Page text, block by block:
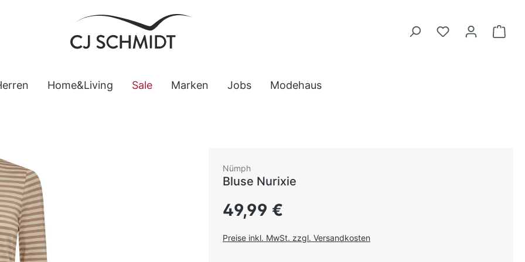
Home&Living Sale Marken Jobs Modehaus
Nümph
Bluse Nurixie
Regulärer Preis:
49,99 €
Preise inkl. MwSt. zzgl. Versandkosten